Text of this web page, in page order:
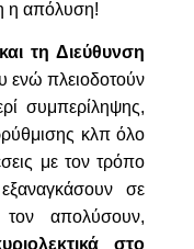
η απόλυση!
τη Διεύθυνση
ενώ πλειοδοτούν
συμπερίληψης,
κλπ όλο
με τον τρόπο
σε
απολύσουν,
στο